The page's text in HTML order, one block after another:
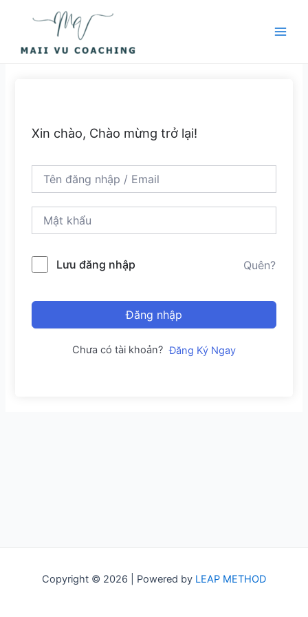
dung
Xin chào, Chào mừng trở lại!
Lưu đăng nhập Quên?
Đăng nhập
Chưa có tài khoản? Đăng Ký Ngay
Copyright © 2026 | Powered by LEAP METHOD